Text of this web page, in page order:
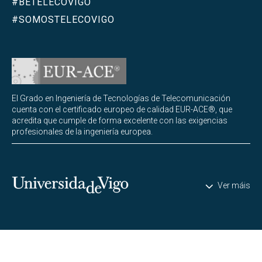
#BETELECOVIGO
#SOMOSTELECOVIGO
El Grado en Ingeniería de Tecnologías de Telecomunicación
cuenta con el certificado europeo de calidad EUR-ACE®, que
acredita que cumple de forma excelente con las exigencias
profesionales de la ingeniería europea.
Universidade de Vigo Ver máis